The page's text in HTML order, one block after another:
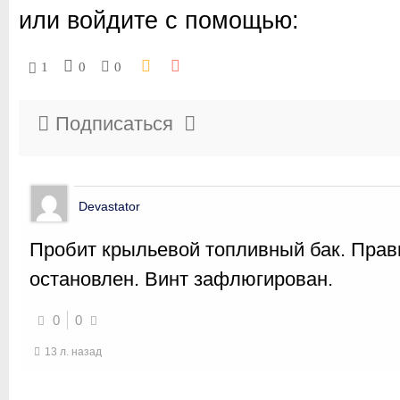
или войдите с помощью:
1 0 0
Подписаться
Devastator
Пробит крыльевой топливный бак.
остановлен. Винт зафлюгирован.
0 0
13 л. назад